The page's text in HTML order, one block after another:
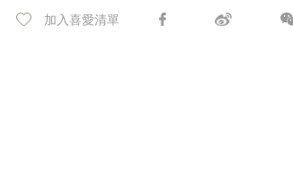
加入喜愛清單